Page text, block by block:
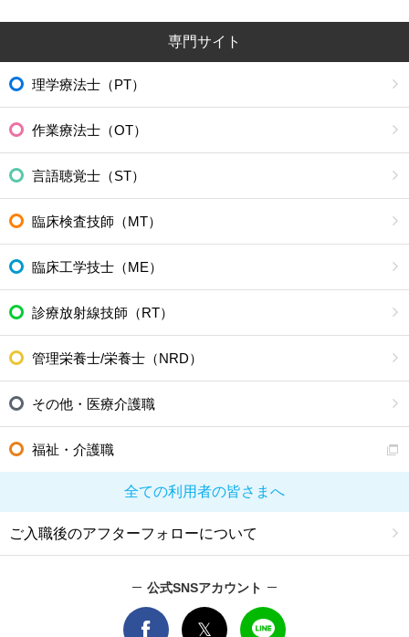
専門サイト
理学療法士（PT）
作業療法士（OT）
言語聴覚士（ST）
臨床検査技師（MT）
臨床工学技士（ME）
診療放射線技師（RT）
管理栄養士/栄養士（NRD）
その他・医療介護職
福祉・介護職
全ての利用者の皆さまへ
ご入職後のアフターフォローについて
公式SNSアカウント